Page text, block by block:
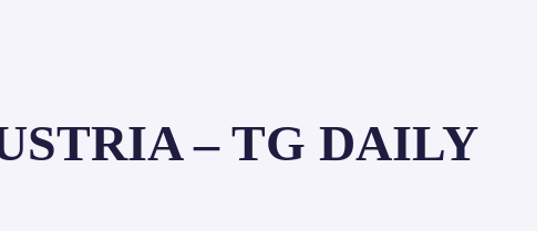
– TG DAILY